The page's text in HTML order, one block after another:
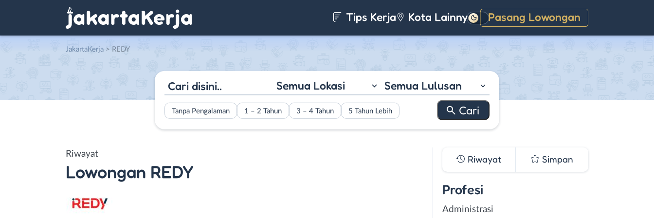
Tips Kerja Kota Lainnya Pasang Lowongan
Gelap
JakartaKerja > REDY
Semua Lokasi Semua Lulusan
Tanpa Pengalaman 1 – 2 Tahun 3 – 4 Tahun 5 Tahun Lebih
Riwayat
Lowongan REDY
Riwayat Simpan
Profesi
Administrasi